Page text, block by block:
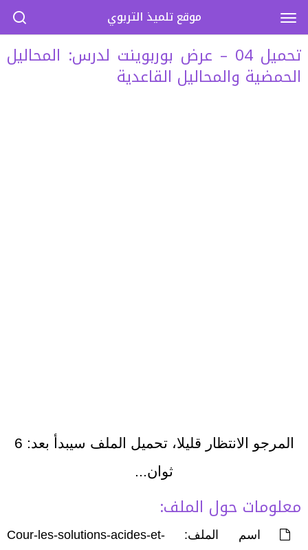
تحميل 04 – عرض بوربوينت لدرس: المحاليل
الحمضية والمحاليل القاعدية
المرجو الانتظار قليلا، تحميل الملف سيبدأ بعد: 6
ثوان...
معلومات حول الملف:
اسم الملف: Cour-les-solutions-acides-et-
موقع تلميذ التربوي